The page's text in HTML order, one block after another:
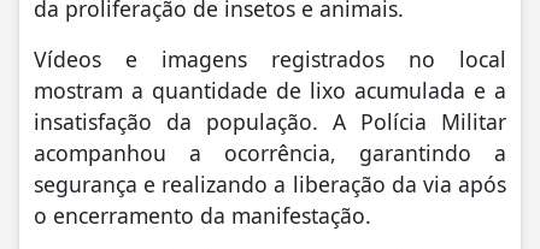
da proliferação de insetos e animais.
Vídeos e imagens registrados no local
mostram a quantidade de lixo acumulada e a
insatisfação da população. A Polícia Militar
acompanhou a ocorrência, garantindo a
segurança e realizando a liberação da via após
o encerramento da manifestação.